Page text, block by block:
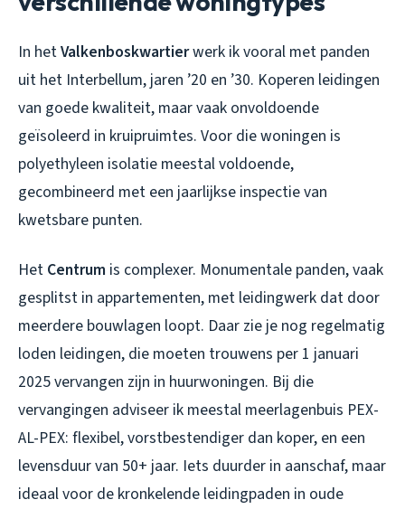
In hetValkenboskwartierwerk ik vooral met panden
uit het Interbellum, jaren ’20 en ’30. Koperen leidingen
van goede kwaliteit, maar vaak onvoldoende
geïsoleerd in kruipruimtes. Voor die woningen is
polyethyleen isolatie meestal voldoende,
gecombineerd met een jaarlijkse inspectie van
kwetsbare punten.
Het Centrum is complexer. Monumentale panden, vaak
gesplitst in appartementen, met leidingwerk dat door
meerdere bouwlagen loopt. Daar zie je nog regelmatig
loden leidingen, die moeten trouwens per 1 januari
2025 vervangen zijn in huurwoningen. Bij die
vervangingen adviseer ik meestal meerlagenbuis PEX-
AL-PEX: flexibel, vorstbestendiger dan koper, en een
levensduur van 50+ jaar. Iets duurder in aanschaf, maar
ideaal voor de kronkelende leidingpaden in oude